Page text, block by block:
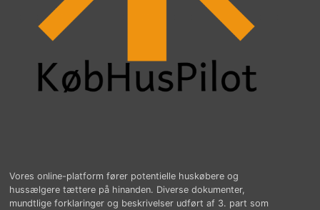
Vores online-platform fører potentielle huskøbere og
hussælgere tættere på hinanden. Diverse dokumenter,
mundtlige forklaringer og beskrivelser udført af 3. part som